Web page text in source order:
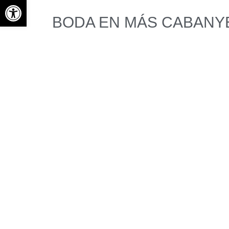
BODA EN MÁS
Abrir barra de herramientas